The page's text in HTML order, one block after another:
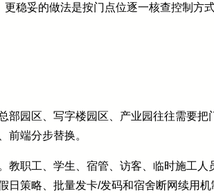
更稳妥的做法是按门点位逐一核查控制方
部园区、写字楼园区、产业园往往需要
前端分步替换。
教职工、学生、宿管、访客、临时施工
策略、批量发卡/发码和宿舍断网续用机